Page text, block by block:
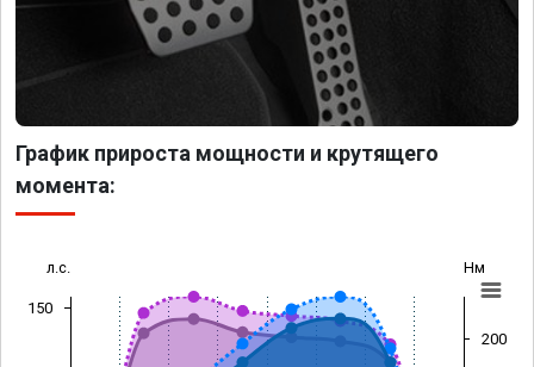
График прироста мощности и крутящего
момента:
л.с. Нм
150
200